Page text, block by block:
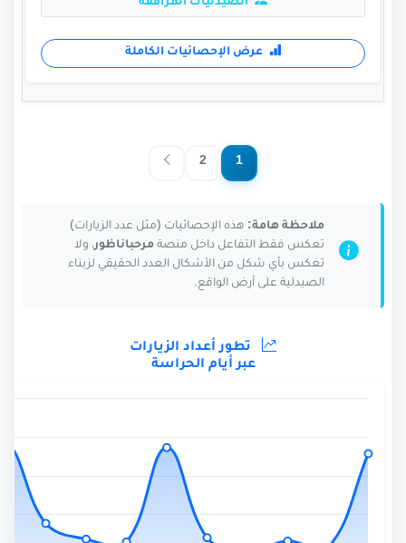
الصيدليات المرافقة
عرض الإحصائيات الكاملة
1
2
ملاحظة هامة: هذه الإحصائيات (مثل عدد الزيارات)
تعكس فقط التفاعل داخل منصة مرحباناظور، ولا
تعكس بأي شكل من الأشكال العدد الحقيقي لزبناء
الصيدلية على أرض الواقع.
تطور أعداد الزيارات
عبر أيام الحراسة